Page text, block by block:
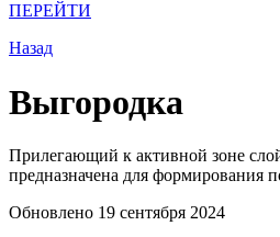
ПЕРЕЙТИ
Назад
Выгородка
Прилегающий к активной зоне
предназначена для формирования
Обновлено 19 сентября 2024